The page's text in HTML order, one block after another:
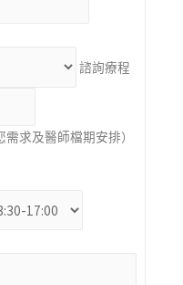
諮詢療程
求及醫師檔期安排）